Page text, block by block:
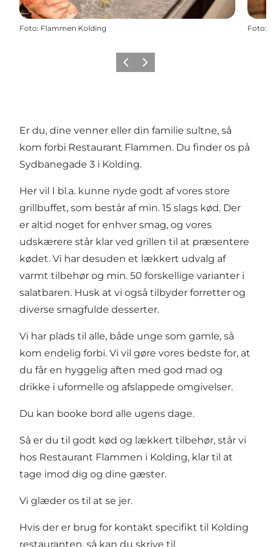
Foto: Flammen Kolding Foto:
Forrige billede
Næste billede
Er du, dine venner eller din familie sultne, så
kom forbi Restaurant Flammen. Du finder os på
Sydbanegade 3 i Kolding.
Her vil I bl.a. kunne nyde godt af vores store
grillbuffet, som består af min. 15 slags kød. Der
er altid noget for enhver smag, og vores
udskærere står klar ved grillen til at præsentere
kødet. Vi har desuden et lækkert udvalg af
varmt tilbehør og min. 50 forskellige varianter i
salatbaren. Husk at vi også tilbyder forretter og
diverse smagfulde desserter.
Vi har plads til alle, både unge som gamle, så
kom endelig forbi. Vi vil gøre vores bedste for, at
du får en hyggelig aften med god mad og
drikke i uformelle og afslappede omgivelser.
Du kan booke bord alle ugens dage.
Så er du til godt kød og lækkert tilbehør, står vi
hos Restaurant Flammen i Kolding, klar til at
tage imod dig og dine gæster.
Vi glæder os til at se jer.
Hvis der er brug for kontakt specifikt til Kolding
restauranten, så kan du skrive til